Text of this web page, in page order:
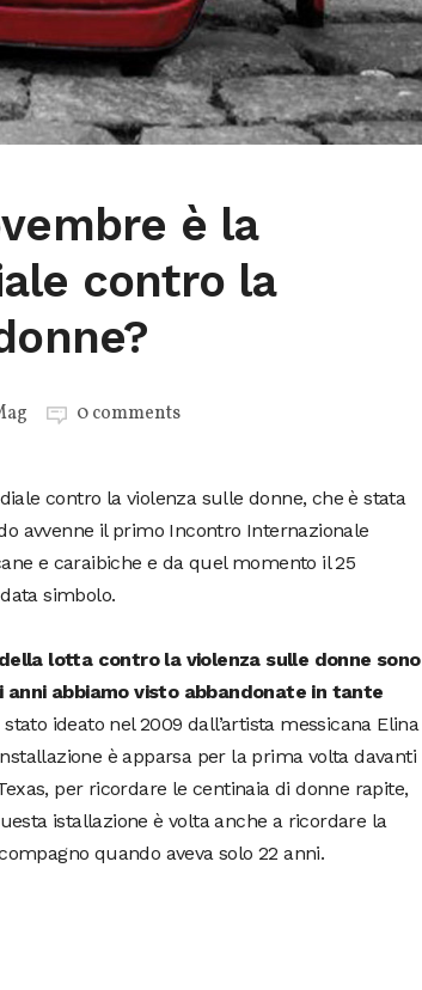
è la
contro la
0 comments
contro la violenza sulle donne, che è stata
avvenne il primo Incontro Internazionale
e caraibiche e da quel momento il 25
simbolo.
lotta contro la violenza sulle donne sono
abbiamo visto abbandonate in tante
ideato nel 2009 dall’artista messicana Elina
è apparsa per la prima volta davanti
per ricordare le centinaia di donne rapite,
istallazione è volta anche a ricordare la
quando aveva solo 22 anni.